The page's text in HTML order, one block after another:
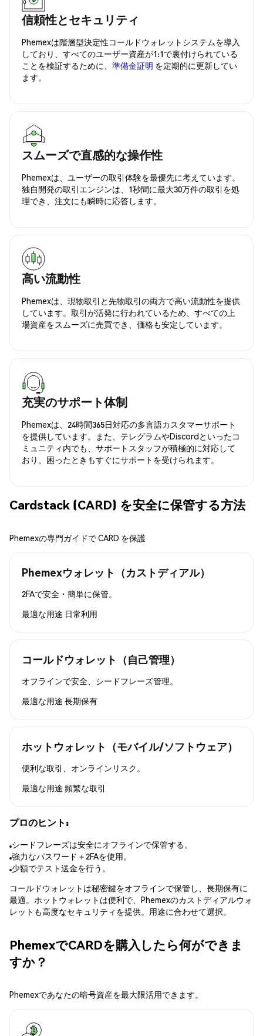
信頼性とセキュリティ
Phemexは階層型決定性コールドウォレットシステムを導入
しており、すべてのユーザー資産が1:1で裏付けられている
ことを検証するために、 準備金証明 を定期的に更新してい
ます。
スムーズで直感的な操作性
Phemexは、ユーザーの取引体験を最優先に考えています。
独自開発の取引エンジンは、1秒間に最大30万件の取引を処
理でき、注文にも瞬時に応答します。
高い流動性
Phemexは、現物取引と先物取引の両方で高い流動性を提供
しています。取引が活発に行われているため、すべての上
場資産をスムーズに売買でき、価格も安定しています。
充実のサポート体制
Phemexは、24時間365日対応の多言語カスタマーサポート
を提供しています。また、テレグラムやDiscordといったコ
ミュニティ内でも、サポートスタッフが積極的に対応して
おり、困ったときもすぐにサポートを受けられます。
Cardstack (CARD) を安全に保管する方法
Phemexの専門ガイドで CARD を保護
Phemexウォレット（カストディアル）
2FAで安全・簡単に保管。
最適な用途 日常利用
コールドウォレット（自己管理）
オフラインで安全、シードフレーズ管理。
最適な用途 長期保有
ホットウォレット（モバイル/ソフトウェア）
便利な取引、オンラインリスク。
最適な用途 頻繁な取引
プロのヒント:
シードフレーズは安全にオフラインで保管する。
強力なパスワード＋2FAを使用。
少額でテスト送金を行う。
コールドウォレットは秘密鍵をオフラインで保管し、長期保有に
最適。ホットウォレットは便利で、Phemexのカストディアルウォ
レットも高度なセキュリティを提供。用途に合わせて選択。
PhemexでCARDを購入したら何ができま
すか？
Phemexであなたの暗号資産を最大限活用できます。